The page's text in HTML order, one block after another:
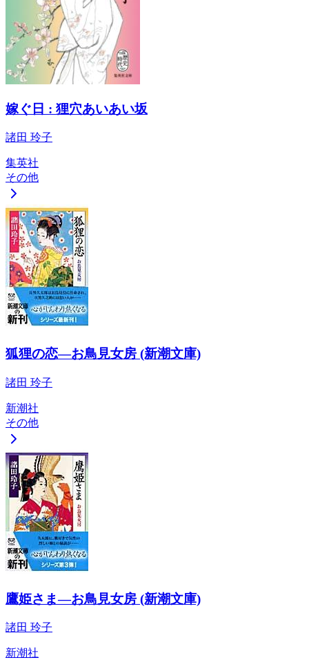
嫁ぐ日 : 狸穴あいあい坂
諸田 玲子
集英社
その他
狐狸の恋―お鳥見女房 (新潮文庫)
諸田 玲子
新潮社
その他
鷹姫さま―お鳥見女房 (新潮文庫)
諸田 玲子
新潮社